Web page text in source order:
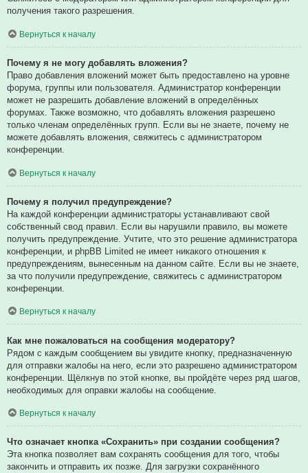
получения такого разрешения.
Вернуться к началу
Почему я не могу добавлять вложения?
Право добавления вложений может быть предоставлено на уровне
форума, группы или пользователя. Администратор конференции
может не разрешить добавление вложений в определённых
форумах. Также возможно, что добавлять вложения разрешено
только членам определённых групп. Если вы не знаете, почему не
можете добавлять вложения, свяжитесь с администратором
конференции.
Вернуться к началу
Почему я получил предупреждение?
На каждой конференции администраторы устанавливают свой
собственный свод правил. Если вы нарушили правило, вы можете
получить предупреждение. Учтите, что это решение администратора
конференции, и phpBB Limited не имеет никакого отношения к
предупреждениям, вынесенным на данном сайте. Если вы не знаете,
за что получили предупреждение, свяжитесь с администратором
конференции.
Вернуться к началу
Как мне пожаловаться на сообщения модератору?
Рядом с каждым сообщением вы увидите кнопку, предназначенную
для отправки жалобы на него, если это разрешено администратором
конференции. Щёлкнув по этой кнопке, вы пройдёте через ряд шагов,
необходимых для оправки жалобы на сообщение.
Вернуться к началу
Что означает кнопка «Сохранить» при создании сообщения?
Эта кнопка позволяет вам сохранять сообщения для того, чтобы
закончить и отправить их позже. Для загрузки сохранённого